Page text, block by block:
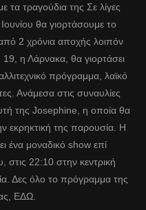
τα τραγούδια της Σε λίγες
θα γιορτάσουμε το
2 χρόνια αποχής λοιπόν
η Λάρνακα, θα γιορτάσει
πρόγραμμα, λαϊκό
Ανάμεσα στις συναυλίες
της Josephine, η οποία θα
εκρηκτική της παρουσία. Η
ένα μοναδικό show επί
στις 22:10 στην κεντρική
Δες όλο το πρόγραμμα της
ΕΔΩ.